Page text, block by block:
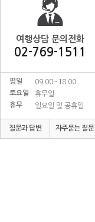
여행상담 문의전화
02-769-1511
평일
09:00~18:00
토요일
휴무일
휴무
일요일 및 공휴일
질문과 답변 자주묻는 질문